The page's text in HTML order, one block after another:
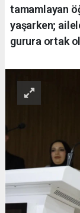
tamamlayan
yaşarken;
gurura ortak